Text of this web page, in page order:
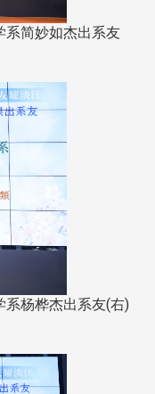
简妙如杰出系友
杨桦杰出系友(右)